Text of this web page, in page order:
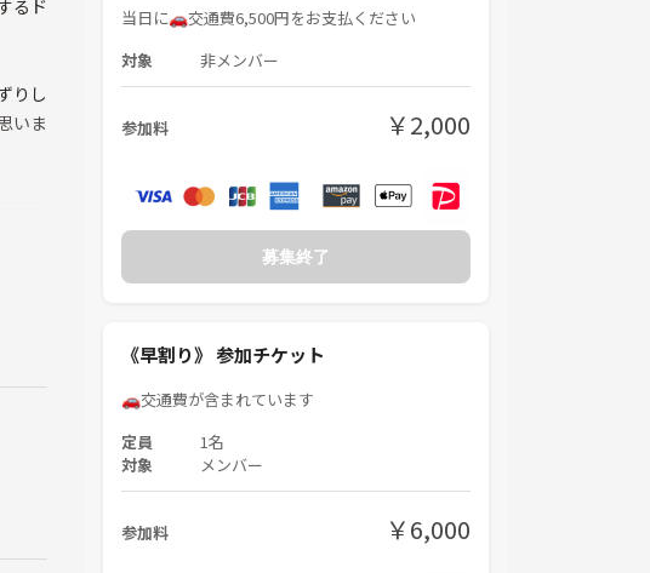
るド
りし
いま
便
当日に🚗交通費6,500円をお支払ください
対象 非メンバー
参加料 ￥2,000
募集終了
《早割り》 参加チケット
🚗交通費が含まれています
定員 1名
対象 メンバー
参加料 ￥6,000